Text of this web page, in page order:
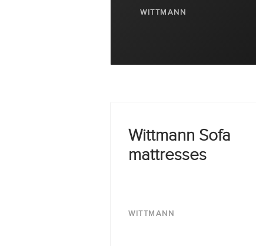
WITTMANN
Wittmann Sofa
mattresses
WITTMANN